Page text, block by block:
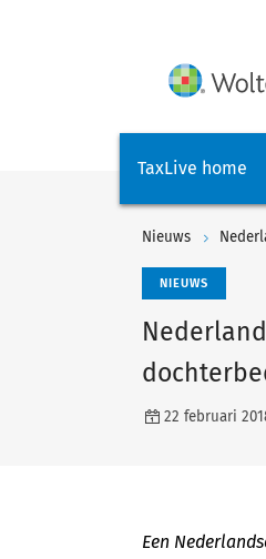
TaxLive home
Nieuws
NIEUWS
22 februari
Een